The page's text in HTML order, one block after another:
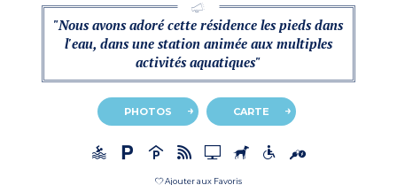
"Nous avons adoré cette résidence les pieds dans
l'eau, dans une station animée aux multiples
activités aquatiques"
PHOTOS CARTE
Ajouter aux Favoris